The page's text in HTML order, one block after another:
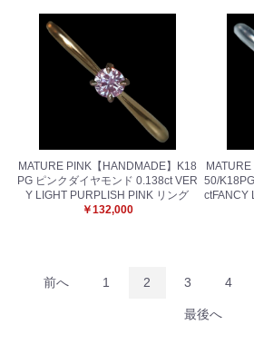
MATURE PINK【HANDMADE】K18
PG ピンクダイヤモンド 0.138ct VER
Y LIGHT PURPLISH PINK リング
￥132,000
50/
ctFANCY
前へ 1 2 3 4
最後へ